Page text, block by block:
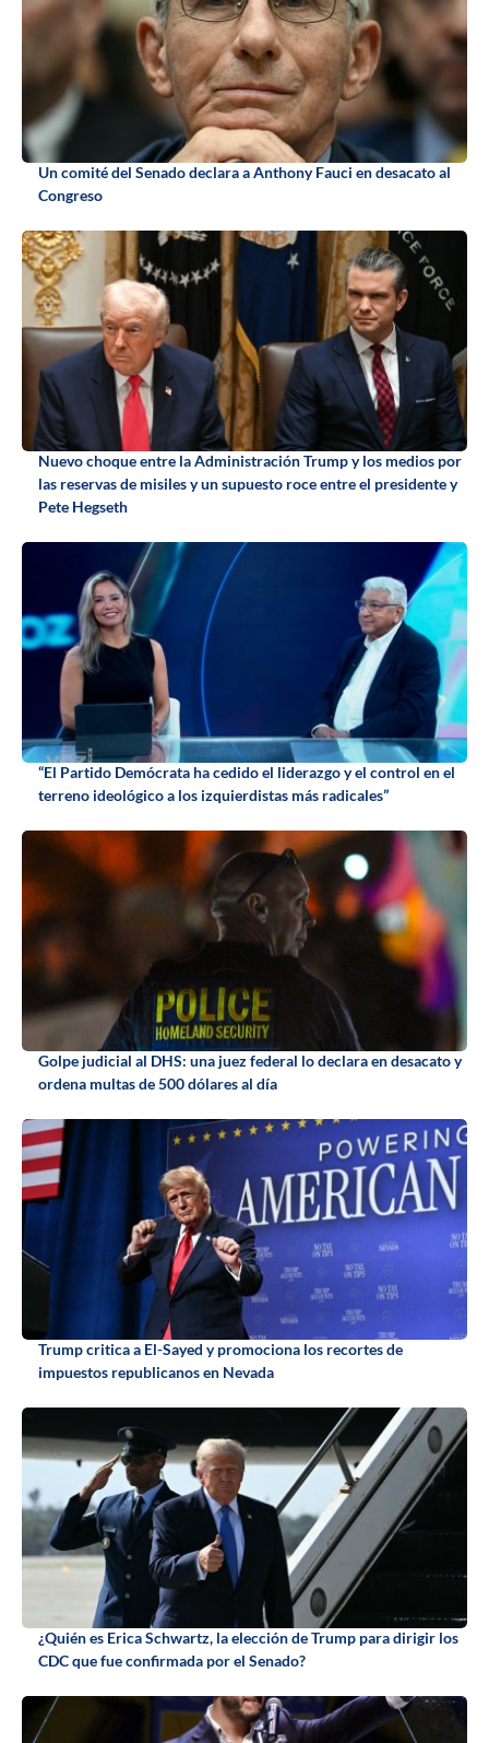
Un comité del Senado declara a Anthony Fauci en desacato al
Congreso
Nuevo choque entre la Administración Trump y los medios por
las reservas de misiles y un supuesto roce entre el presidente y
Pete Hegseth
“El Partido Demócrata ha cedido el liderazgo y el control en el
terreno ideológico a los izquierdistas más radicales”
Golpe judicial al DHS: una juez federal lo declara en desacato y
ordena multas de 500 dólares al día
Trump critica a El-Sayed y promociona los recortes de
impuestos republicanos en Nevada
¿Quién es Erica Schwartz, la elección de Trump para dirigir los
CDC que fue confirmada por el Senado?